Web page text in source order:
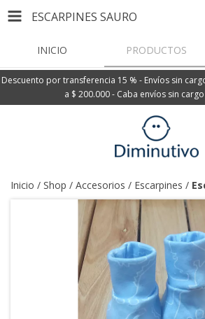
ESCARPINES SAURO
INICIO PRODUCTOS
Descuento por transferencia 15 % - Envíos sin
a $ 200.000 - Caba envíos sin
Inicio / Shop / Accesorios / Escarpines /